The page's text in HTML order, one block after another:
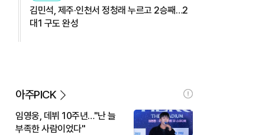
김민석, 제주·인천서 정청래 누르고 2승째…2
대1 구도 완성
아주PICK
임영웅, 데뷔 10주년…"난 늘
부족한 사람이었다"